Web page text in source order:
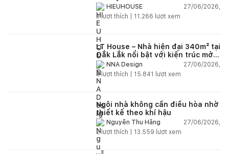
HIEUHOUSE
27/06/2026,
3lượt thích | 11.266 lượt xem
LT House – Nhà hiện đại 340m² tại
Đắk Lắk nổi bật với kiến trúc mở
và hệ sân vườn kết nối thiên
nhiên
NNA Design
27/06/2026,
3lượt thích | 15.841 lượt xem
Ngôi nhà không cần điều hòa nhờ
thiết kế theo khí hậu
Nguyễn Thu Hằng
27/06/2026,
2lượt thích | 13.559 lượt xem